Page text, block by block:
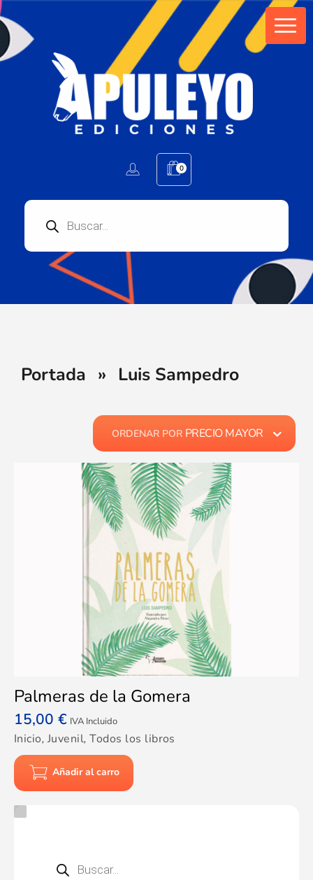
0
Portada » Luis Sampedro
ORDENAR POR PRECIO MAYOR
Palmeras de la Gomera
15,00 € IVA Incluido
Inicio, Juvenil,Todos los libros
Añadir al carro